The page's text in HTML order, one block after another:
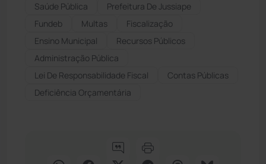
Saúde Pública
Prefeitura De Jussiape
Fundeb
Multas
Fiscalização
Ensino Municipal
Recursos Públicos
Administração Pública
Lei De Responsabilidade Fiscal
Contas Públicas
Deficiência Orçamentária